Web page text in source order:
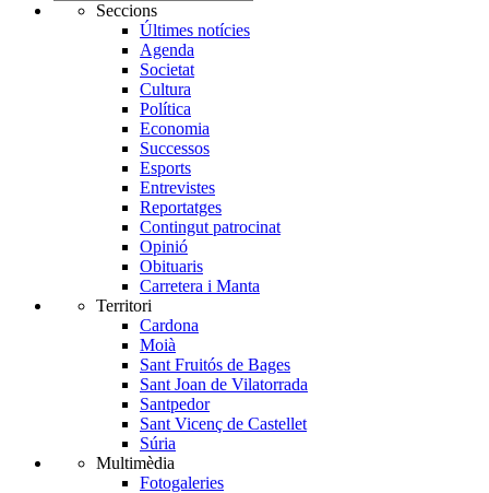
Seccions
Últimes notícies
Agenda
Societat
Cultura
Política
Economia
Successos
Esports
Entrevistes
Reportatges
Contingut patrocinat
Opinió
Obituaris
Carretera i Manta
Territori
Cardona
Moià
Sant Fruitós de Bages
Sant Joan de Vilatorrada
Santpedor
Sant Vicenç de Castellet
Súria
Multimèdia
Fotogaleries